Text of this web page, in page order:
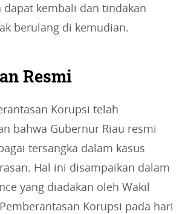
kembali dan tindakan
berulang di kemudian.
Resmi
Korupsi telah
bahwa Gubernur Riau resmi
tersangka dalam kasus
Hal ini disampaikan dalam
yang diadakan oleh Wakil
Korupsi pada hari